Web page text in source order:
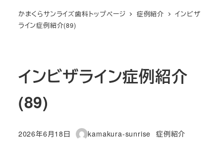
かまくらサンライズ歯科トップページ 症例紹介
インビザ
ライン症例紹介(89)
インビザライン症例紹介
(89)
投稿日
2026年6月18日
著
kamakura-sunrise カテゴリー
症例紹介